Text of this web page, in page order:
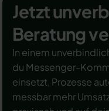
Jetzt
Beratung
In einem
du Messenger-
einsetzt, Prozesse
messbar mehr